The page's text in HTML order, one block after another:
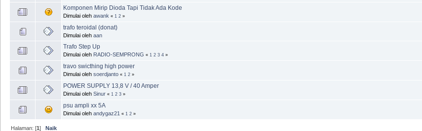
Komponen Mirip Dioda Tapi Tidak Ada Kode
Dimulai oleh awank « 1 2 »
trafo teroidal (donat)
Dimulai oleh aan
Trafo Step Up
Dimulai oleh RADIO-SEMPRONG « 1 2 3 4 »
travo swicthing high power
Dimulai oleh soerdjanto « 1 2 »
POWER SUPPLY 13,8 V / 40 Amper
Dimulai oleh Sinur « 1 2 3 »
psu ampli xx 5A
Dimulai oleh andygaz21 « 1 2 »
Halaman: [1]Naik